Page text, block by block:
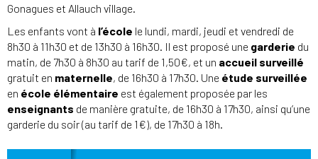
Gonagues et Allauch village.
Les enfants vont à l’école le lundi, mardi, jeudi et vendredi de
8h30 à 11h30 et de 13h30 à 16h30. Il est proposé une garderie du
matin, de 7h30 à 8h30 au tarif de 1,50€, et un accueil surveillé
gratuit en maternelle, de 16h30 à 17h30. Une étude surveillée
en école élémentaire est également proposée par les
enseignants de manière gratuite, de 16h30 à 17h30, ainsi qu’une
garderie du soir (au tarif de 1€), de 17h30 à 18h.